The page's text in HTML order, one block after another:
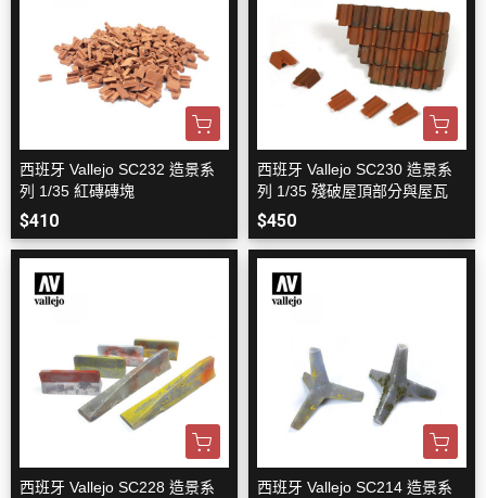
西班牙 Vallejo SC232 造景系
列 1/35 紅磚磚塊
$410
西班牙 Vallejo SC230 造景系
列 1/35 殘破屋頂部分與屋瓦
$450
西班牙 Vallejo SC228 造景系
西班牙 Vallejo SC214 造景系